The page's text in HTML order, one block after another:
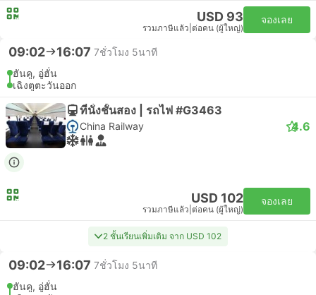
USD 93
รวมภาษีแล้ว ต่อคน (ผู้ใหญ่)
จองเลย
09:02 16:07 7ชั่วโมง 5นาที
ฮันคู, อู่ฮั่น
เฉิงตูตะวันออก
ที่นั่งชั้นสอง | รถไฟ #G3463
China Railway 4.6
USD 102
รวมภาษีแล้ว ต่อคน (ผู้ใหญ่)
จองเลย
2 ชั้นเรียนเพิ่มเติม จาก USD 102
09:02 16:07 7ชั่วโมง 5นาที
ฮันคู, อู่ฮั่น